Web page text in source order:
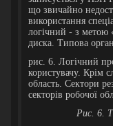
що звичайно
використання
логічний - з метою
диска. Типова
рис. 6. Логічний
користувачу. Крім
область. Сектори
секторів робочої
Рис. 6.